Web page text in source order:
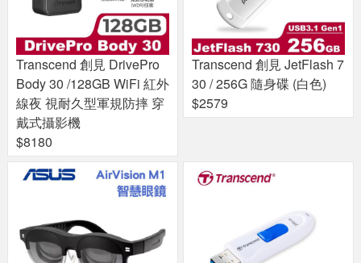
Transcend 創見 DrivePro
Body 30 /128GB WiFi 紅外
線夜 視耐久型軍規防摔 穿
戴式攝影機
$8180
Transcend 創見 JetFlash 7
30 / 256G 隨身碟 (白色)
$2579